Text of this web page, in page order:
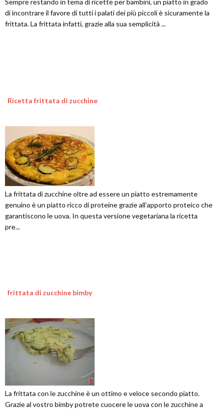
di incontrare il favore di tutti i palati dei più piccoli è sicuramente la
frittata. La frittata infatti, grazie alla sua semplicità ...
Ricetta frittata di zucchine
La frittata di zucchine oltre ad essere un piatto estremamente
genuino è un piatto ricco di proteine grazie all’apporto proteico che
garantiscono le uova. In questa versione vegetariana la ricetta
pre...
frittata di zucchine bimby
La frittata con le zucchine è un ottimo e veloce secondo piatto.
Grazie al vostro bimby potrete cuocere le uova con le zucchine a